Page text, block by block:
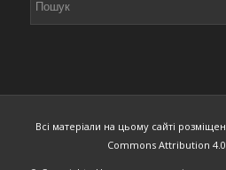
Всі матеріали на цьому сайті
Commons Attribution